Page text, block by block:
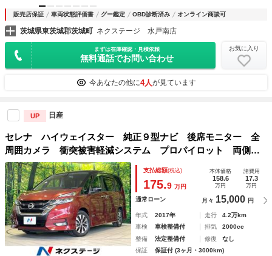
販売店保証 車両状態評価書 グー鑑定 OBD診断済み オンライン商談可
茨城県東茨城郡茨城町 ネクステージ 水戸南店
まずは在庫確認・見積依頼
無料通話でお問い合わせ
お気に入り
今あなたの他に4人が見ています
UP 日産
セレナ ハイウェイスター 純正９型ナビ 後席モニター 全
周囲カメラ 衝突被害軽減システム プロパイロット 両側電
動スライド 禁煙車 コーナーセンサー スマートキー ＬＥ
Ｄヘッド ビルトインＥＴＣ 純正１６インチアルミ
支払総額(税込)
175.9 万円
本体価格
158.6
万円
諸費用
17.3
万円
通常ローン 月々 15,000 円
年式 2017年 走行
4.2万km
車検
車検整備付 排気
2000cc
整備
法定整備付 修復
なし
保証
保証付 (3ヶ月・3000km)